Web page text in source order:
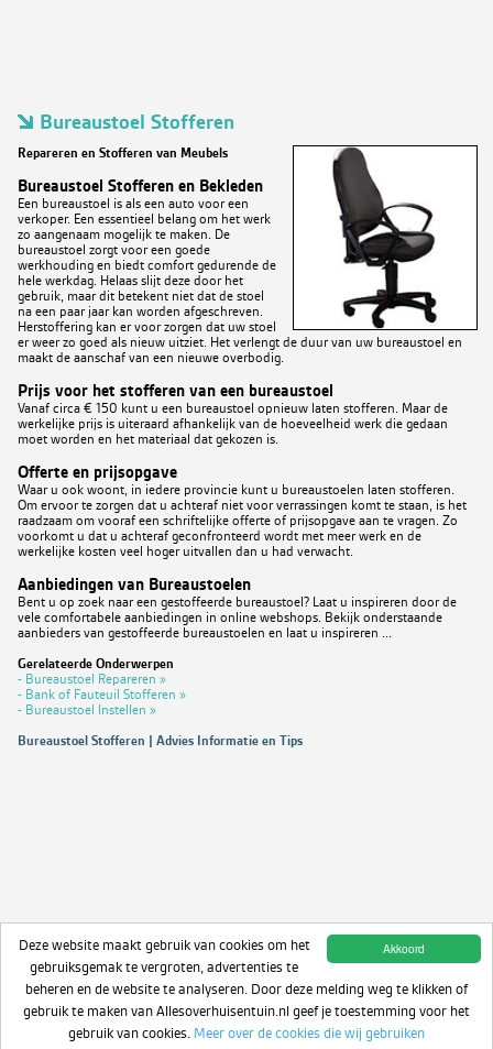
Akkoord
Deze website maakt gebruik van cookies om het
gebruiksgemak te vergroten, advertenties te
beheren en de website te analyseren. Door deze melding weg te klikken of
gebruik te maken van Allesoverhuisentuin.nl geef je toestemming voor het
gebruik van cookies. Meer over de cookies die wij gebruiken
Bureaustoel Stofferen
Repareren en Stofferen van Meubels
Bureaustoel Stofferen en Bekleden
Een bureaustoel is als een auto voor een
verkoper. Een essentieel belang om het werk
zo aangenaam mogelijk te maken. De
bureaustoel zorgt voor een goede
werkhouding en biedt comfort gedurende de
hele werkdag. Helaas slijt deze door het
gebruik, maar dit betekent niet dat de stoel
na een paar jaar kan worden afgeschreven.
Herstoffering kan er voor zorgen dat uw stoel
er weer zo goed als nieuw uitziet. Het verlengt de duur van uw bureaustoel en
maakt de aanschaf van een nieuwe overbodig.
Prijs voor het stofferen van een bureaustoel
Vanaf circa € 150 kunt u een bureaustoel opnieuw laten stofferen. Maar de
werkelijke prijs is uiteraard afhankelijk van de hoeveelheid werk die gedaan
moet worden en het materiaal dat gekozen is.
Offerte en prijsopgave
Waar u ook woont, in iedere provincie kunt u bureaustoelen laten stofferen.
Om ervoor te zorgen dat u achteraf niet voor verrassingen komt te staan, is het
raadzaam om vooraf een schriftelijke offerte of prijsopgave aan te vragen. Zo
voorkomt u dat u achteraf geconfronteerd wordt met meer werk en de
werkelijke kosten veel hoger uitvallen dan u had verwacht.
Aanbiedingen van Bureaustoelen
Bent u op zoek naar een gestoffeerde bureaustoel? Laat u inspireren door de
vele comfortabele aanbiedingen in online webshops. Bekijk onderstaande
aanbieders van gestoffeerde bureaustoelen en laat u inspireren ...
Gerelateerde Onderwerpen
- Bureaustoel Repareren »
- Bank of Fauteuil Stofferen »
- Bureaustoel Instellen »
Bureaustoel Stofferen | Advies Informatie en Tips